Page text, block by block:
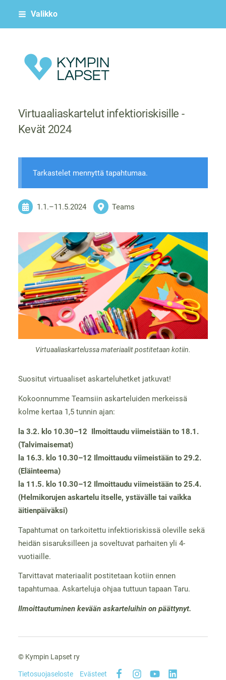
Siirry
Valikko
Kympin Lapset ry
Virtuaaliaskartelut infektioriskisille -
Kevät 2024
Tarkastelet mennyttä tapahtumaa.
1.1.–11.5.2024 Teams
Virtuaaliaskartelussa materiaalit postitetaan kotiin.
Suositut virtuaaliset askarteluhetket jatkuvat!
Kokoonnumme Teamsiin askarteluiden merkeissä
kolme kertaa 1,5 tunnin ajan:
la 3.2. klo 10.30–12 Ilmoittaudu viimeistään to 18.1.
(Talvimaisemat)
la 16.3. klo 10.30–12 Ilmoittaudu viimeistään to 29.2.
(Eläinteema)
la 11.5. klo 10.30–12 Ilmoittaudu viimeistään to 25.4.
(Helmikorujen askartelu itselle, ystävälle tai vaikka
äitienpäiväksi)
Tapahtumat on tarkoitettu infektioriskissä oleville sekä
heidän sisaruksilleen ja soveltuvat parhaiten yli 4-
vuotiaille.
Tarvittavat materiaalit postitetaan kotiin ennen
tapahtumaa. Askarteluja ohjaa tuttuun tapaan Taru.
Ilmoittautuminen kevään askarteluihin on päättynyt.
© Kympin Lapset ry
Tietosuojaseloste
Evästeet